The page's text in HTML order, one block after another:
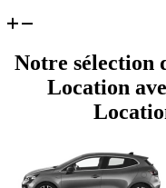
Notre sélection
Location